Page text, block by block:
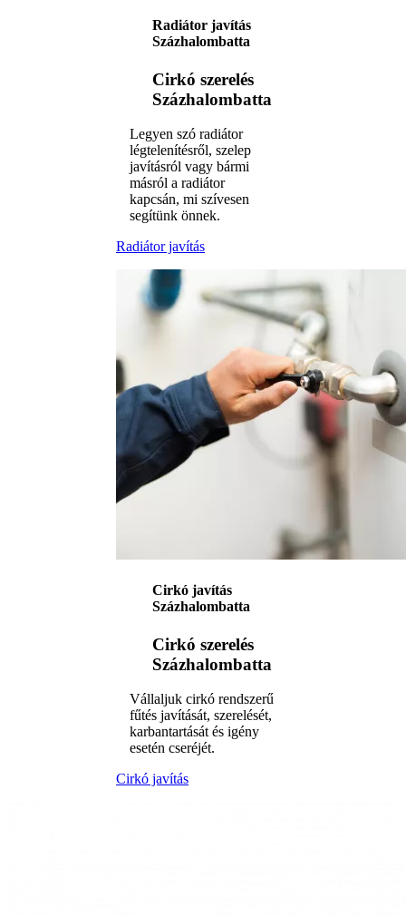
Radiátor javítás
Százhalombatta
Cirkó szerelés
Százhalombatta
Legyen szó radiátor
légtelenítésről, szelep
javításról vagy bármi
másról a radiátor
kapcsán, mi szívesen
segítünk önnek.
Radiátor javítás
Cirkó javítás
Százhalombatta
Cirkó szerelés
Százhalombatta
Vállaljuk cirkó rendszerű
fűtés javítását, szerelését,
karbantartását és igény
esetén cseréjét.
Cirkó javítás